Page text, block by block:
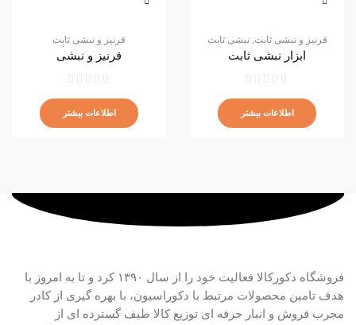
قرنیز و نبشی ثابت,نبشی ثابت
ابزار نبشی ثابت
اطلاعات بیشتر
قرنیز و نبشی ثابت
قرنیز و نبشی
اطلاعات بیشتر
فروشگاه دکورکالا فعالیت خود را از سال ۱۳۹۰ کرد و تا به امروز با
هدف تامین محصولات مرتبط با دکوراسیون، با بهره گیری از کادر
مجرب فروش و انبار حرفه ای توزیع کالا طیف گسترده ای از